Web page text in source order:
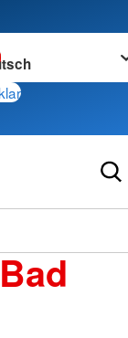
wechseln zu